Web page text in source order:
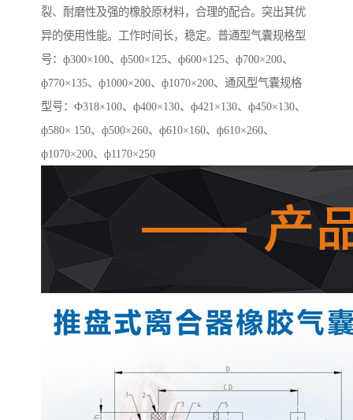
裂、耐磨性及强的橡胶原材料，合理的配合。突出其优
异的使用性能。工作时间长，稳定。普通型气囊规格型
号：ф300×100、ф500×125、ф600×125、ф700×200、
ф770×135、ф1000×200、ф1070×200、通风型气囊规格
型号：Ф318×100、ф400×130、ф421×130、ф450×130、
ф580× 150、ф500×260、ф610×160、ф610×260、
ф1070×200、ф1170×250